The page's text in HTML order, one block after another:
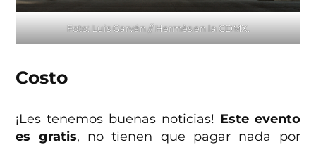
Foto: Luis Garván // Hermès en la CDMX.
Costo
¡Les tenemos buenas noticias! Este evento
es gratis, no tienen que pagar nada por